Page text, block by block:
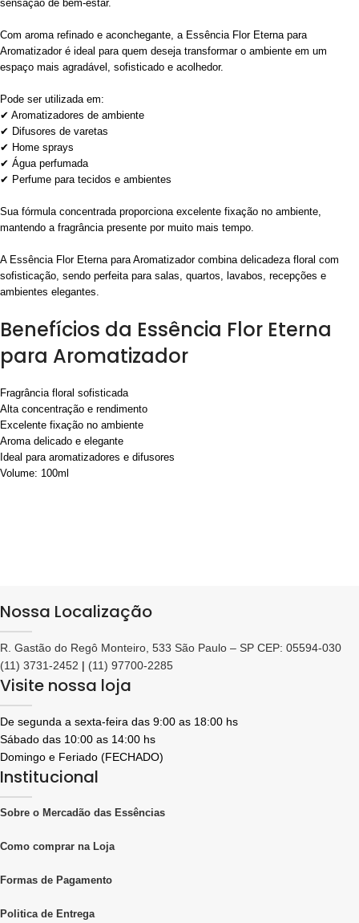
sensação de bem-estar.
Com aroma refinado e aconchegante, a Essência Flor Eterna para
Aromatizador é ideal para quem deseja transformar o ambiente em um
espaço mais agradável, sofisticado e acolhedor.
Pode ser utilizada em:
✔ Aromatizadores de ambiente
✔ Difusores de varetas
✔ Home sprays
✔ Água perfumada
✔ Perfume para tecidos e ambientes
Sua fórmula concentrada proporciona excelente fixação no ambiente,
mantendo a fragrância presente por muito mais tempo.
A Essência Flor Eterna para Aromatizador combina delicadeza floral com
sofisticação, sendo perfeita para salas, quartos, lavabos, recepções e
ambientes elegantes.
Benefícios da Essência Flor Eterna
para Aromatizador
Fragrância floral sofisticada
Alta concentração e rendimento
Excelente fixação no ambiente
Aroma delicado e elegante
Ideal para aromatizadores e difusores
Volume: 100ml
Nossa Localização
R. Gastão do Regô Monteiro, 533 São Paulo – SP CEP: 05594-030
(11) 3731-2452 | (11) 97700-2285
Visite nossa loja
De segunda a sexta-feira das 9:00 as 18:00 hs
Sábado das 10:00 as 14:00 hs
Domingo e Feriado (FECHADO)
Institucional
Sobre o Mercadão das Essências
Como comprar na Loja
Formas de Pagamento
Politica de Entrega